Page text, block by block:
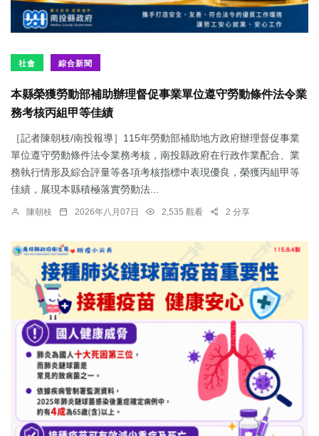
社會 綜合新聞
本縣榮獲勞動部補助辦理督促事業單位遵守勞動條件法令業
務考核丙組甲等佳績
［記者陳朝枝/南投報導］115年勞動部補助地方政府辦理督促事業
單位遵守勞動條件法令業務考核，南投縣政府在行政作業配合、業
務執行情形及綜合評量等各項考核指標中表現優良，榮獲丙組甲等
佳績，展現本縣積極落實勞動法...
陳朝枝 2026年八月07日 2,535 觀看 2 分享